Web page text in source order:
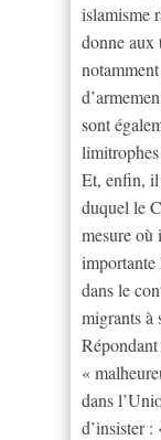
islamisme
donne aux
sont
Et, enfin, il
duquel le
mesure où
importante
dans le
migrants à
«
dans
d’insister :